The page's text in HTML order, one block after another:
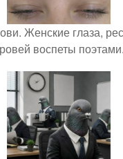
Женские глаза,
воспеты поэтами.